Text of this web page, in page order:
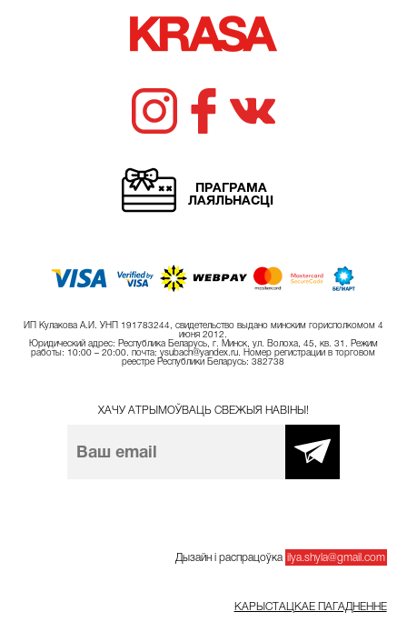
ПРАГРАМА
ЛАЯЛЬНАСЦІ
ИП Кулакова А.И. УНП 191783244, свидетельство выдано минским горисполкомом 4
июня 2012.
Юридический адрес: Республика Беларусь, г. Минск, ул. Волоха, 45, кв. 31. Режим
работы: 10:00 – 20:00. почта: ysubach@yandex.ru. Номер регистрации в торговом
реестре Республики Беларусь: 382738
ХАЧУ АТРЫМОЎВАЦЬ СВЕЖЫЯ НАВІНЫ!
Дызайн і распрацоўка ilya.shyla@gmail.com
КАРЫСТАЦКАЕ ПАГАДНЕННЕ